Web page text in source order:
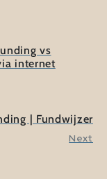
vs
internet
| Fundwijzer
Next